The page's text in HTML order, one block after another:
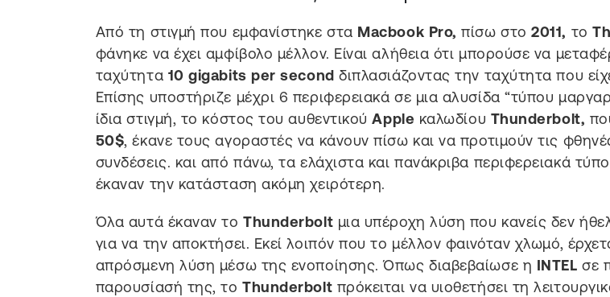
Από τη στιγμή που εμφανίστηκε στα Macbook Pro, πίσω στο2011, το
φάνηκε να έχει αμφίβολο μέλλον. Είναι αλήθεια ότι μπορούσε να
ταχύτητα 10 gigabits per second διπλασιάζοντας την ταχύτητα που
Επίσης υποστήριζε μέχρι 6 περιφερειακά σε μια αλυσίδα “τύπου
ίδια στιγμή, το κόστος του αυθεντικούApple καλωδίου Thunderbolt,
50$, έκανε τους αγοραστές να κάνουν πίσω και να προτιμούν τις
συνδέσεις. και από πάνω, τα ελάχιστα και πανάκριβα περιφερειακά
έκαναν την κατάσταση ακόμη χειρότερη.
Όλα αυτά έκαναν τοThunderbolt μια υπέροχη λύση που κανείς δεν
για να την αποκτήσει. Εκεί λοιπόν που το μέλλον φαινόταν χλωμό,
απρόσμενη λύση μέσω της ενοποίησης. Όπως διαβεβαίωσε η INTEL σε
παρουσίασή της, τοThunderbolt πρόκειται να υιοθετήσει τη